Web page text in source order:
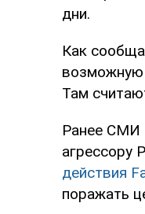
дни.
Как
возможную
Там
Ранее СМИ
агрессору
действия
поражать